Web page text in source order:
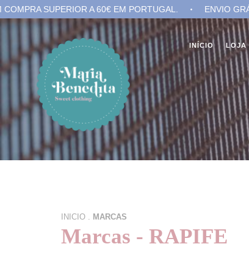
SUPERIOR A 60€ EM PORTUGAL. ENVIO
INÍCIO LOJA
INICIO . MARCAS
Marcas - RAPIFE